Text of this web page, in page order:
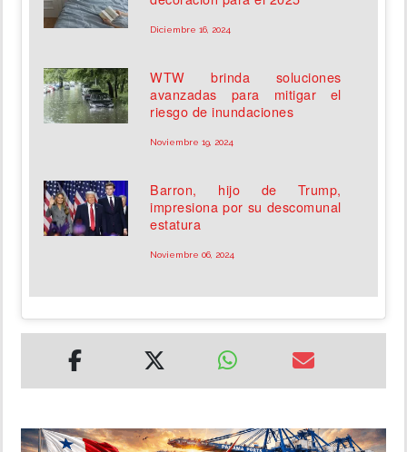
Diciembre 16, 2024
WTW brinda soluciones
avanzadas para mitigar el
riesgo de inundaciones
Noviembre 19, 2024
Barron, hijo de Trump,
impresiona por su descomunal
estatura
Noviembre 06, 2024